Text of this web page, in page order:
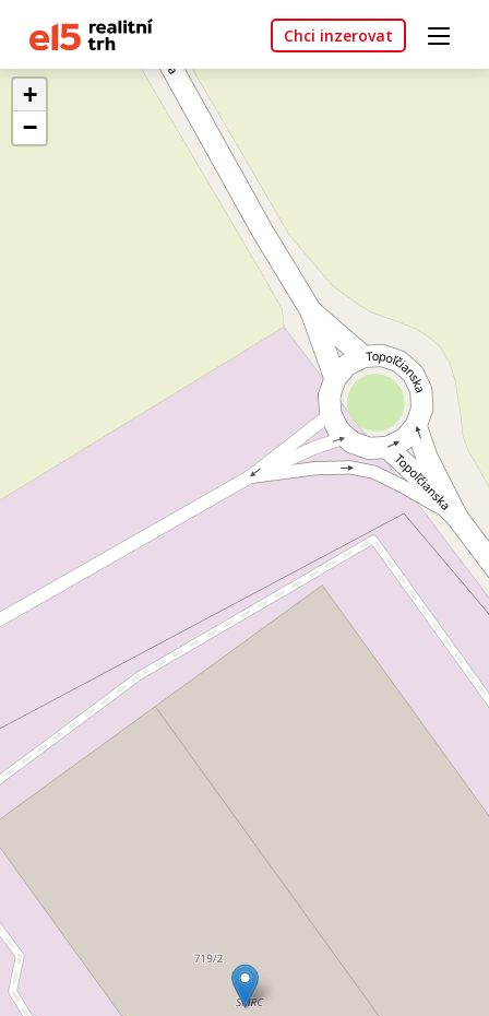
Chci inzerovat
+
−